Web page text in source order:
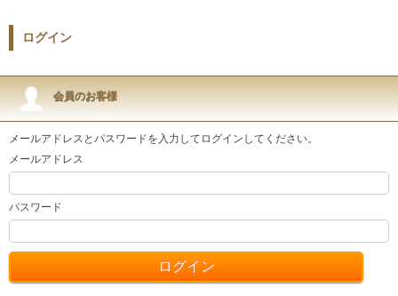
ログイン
会員のお客様
メールアドレスとパスワードを入力してログインしてください。
メールアドレス
パスワード